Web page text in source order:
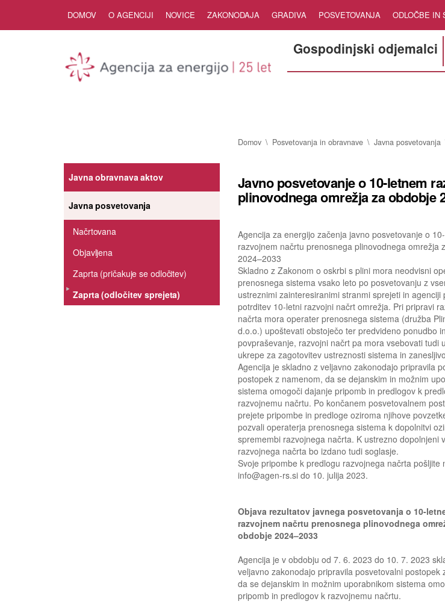
DOMOV O AGENCIJI NOVICE ZAKONODAJA GRADIVA POSVETOVANJA ODLOČBE IN
Gospodinjski odjemalci
Domov Posvetovanja in obravnave Javna posvetovanja
Javna obravnava aktov
Javna posvetovanja
Načrtovana
Objavljena
Zaprta (pričakuje se odločitev)
Zaprta (odločitev sprejeta)
Javno posvetovanje o 10-letnem
plinovodnega omrežja za obdobje
Agencija za energijo začenja javno posvetovanje o
razvojnem načrtu prenosnega plinovodnega omrežja
2024–2033
Skladno z Zakonom o oskrbi s plini mora neodvisni
prenosnega sistema vsako leto po posvetovanju z
ustreznimi zainteresiranimi stranmi sprejeti in agenciji
potrditev 10-letni razvojni načrt omrežja. Pri pripravi
načrta mora operater prenosnega sistema (družba
d.o.o.) upoštevati obstoječo ter predvideno ponudbo in
povpraševanje, razvojni načrt pa mora vsebovati tudi
ukrepe za zagotovitev ustreznosti sistema in
Agencija je skladno z veljavno zakonodajo pripravila
postopek z namenom, da se dejanskim in možnim
sistema omogoči dajanje pripomb in predlogov k
razvojnemu načrtu. Po končanem posvetovalnem
prejete pripombe in predloge oziroma njihove
pozvali operaterja prenosnega sistema k dopolnitvi
spremembi razvojnega načrta. K ustrezno dopolnjeni
razvojnega načrta bo izdano tudi soglasje.
Svoje pripombe k predlogu razvojnega načrta pošljite
info@agen-rs.si do 10. julija 2023.
Objava rezultatov javnega posvetovanja o 10-
razvojnem načrtu prenosnega plinovodnega
obdobje 2024–2033
Agencija je v obdobju od 7. 6. 2023 do 10. 7. 2023
veljavno zakonodajo pripravila posvetovalni postopek
da se dejanskim in možnim uporabnikom sistema
pripomb in predlogov k razvojnemu načrtu.